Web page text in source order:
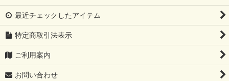
最近チェックしたアイテム
特定商取引法表示
ご利用案内
お問い合わせ